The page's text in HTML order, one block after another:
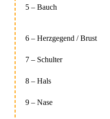
5 – Bauch
6 – Herzgegend / Brust
7 – Schulter
8 – Hals
9 – Nase